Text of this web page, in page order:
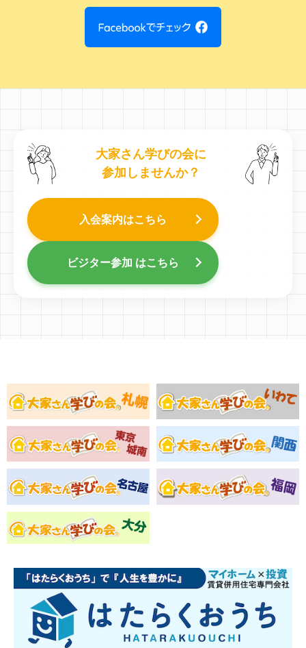
大家さん学びの会に
参加しませんか？
入会案内はこちら
ビジター参加 はこちら